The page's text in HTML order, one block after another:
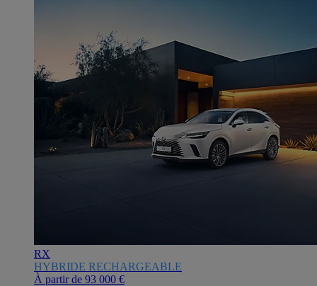
RX
HYBRIDE RECHARGEABLE
À partir de 93 000 €